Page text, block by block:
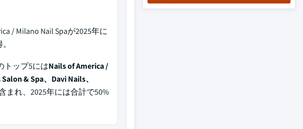
/ Milano Nail Spaが2025年に
トップ5にはNails of America /
& Spa、Davi Nails、
まれ、2025年には合計で50%